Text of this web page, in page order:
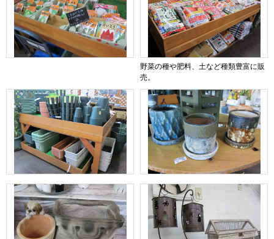
野菜の種や肥料、土など種類豊富に販
売。